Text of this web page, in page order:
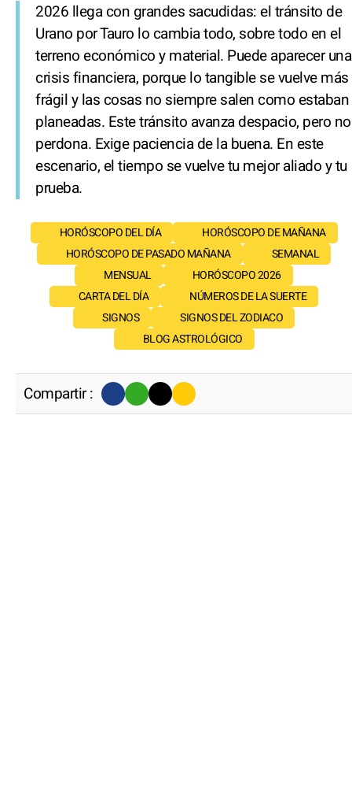
2026 llega con grandes sacudidas: el tránsito de
Urano por Tauro lo cambia todo, sobre todo en el
terreno económico y material. Puede aparecer una
crisis financiera, porque lo tangible se vuelve más
frágil y las cosas no siempre salen como estaban
planeadas. Este tránsito avanza despacio, pero no
perdona. Exige paciencia de la buena. En este
escenario, el tiempo se vuelve tu mejor aliado y tu
prueba.
HORÓSCOPO DEL DÍA
HORÓSCOPO DE MAÑANA
HORÓSCOPO DE PASADO MAÑANA
SEMANAL
MENSUAL
HORÓSCOPO 2026
CARTA DEL DÍA
NÚMEROS DE LA SUERTE
SIGNOS
SIGNOS DEL ZODIACO
BLOG ASTROLÓGICO
Compartir :